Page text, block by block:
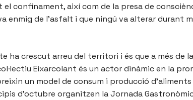
confinament, així com de la presa de
enmig de l’asfalt i que ningú va alterar durant
ha crescut arreu del territori i és que a més de la
Eixarcolant és un actor dinàmic en la
un model de consum i producció d’aliments
d’octubre organitzen la Jornada